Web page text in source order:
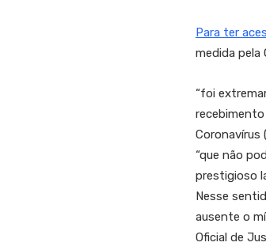
Para ter
medida pela
“foi
recebimento
Coronavírus
“que não
prestigioso
Nesse
ausente o
Oficial de